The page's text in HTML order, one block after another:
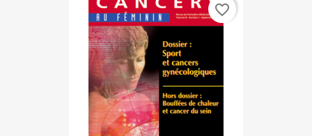
favorite_border